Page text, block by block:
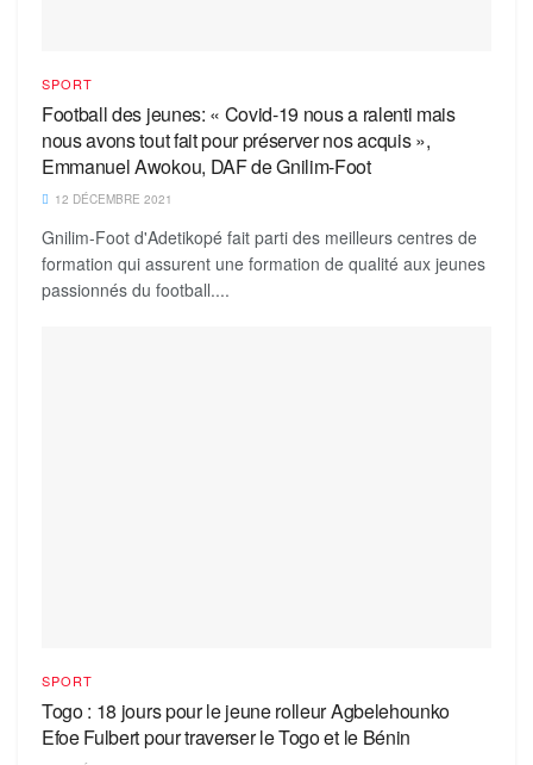
SPORT
Football des jeunes: « Covid-19 nous a ralenti mais
nous avons tout fait pour préserver nos acquis »,
Emmanuel Awokou, DAF de Gnilim-Foot
12 DÉCEMBRE 2021
Gnilim-Foot d'Adetikopé fait parti des meilleurs centres de
formation qui assurent une formation de qualité aux jeunes
passionnés du football....
SPORT
Togo : 18 jours pour le jeune rolleur Agbelehounko
Efoe Fulbert pour traverser le Togo et le Bénin